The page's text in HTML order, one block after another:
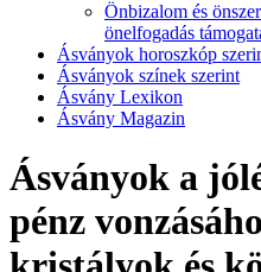
Önbizalom és
önelfogadás
Ásványok horoszkóp
Ásványok színek szerint
Ásvány Lexikon
Ásvány Magazin
Ásványok a
pénz